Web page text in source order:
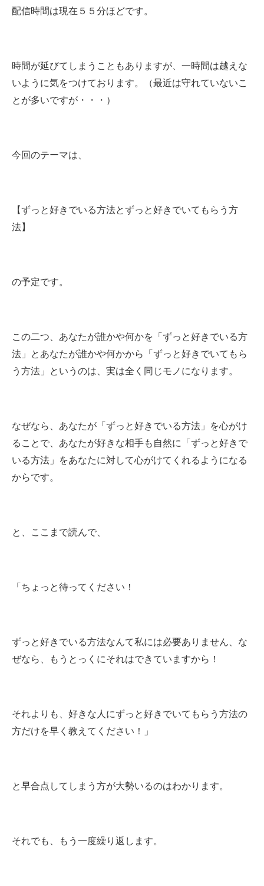
配信時間は現在５５分ほどです。
時間が延びてしまうこともありますが、一時間は越えな
いように気をつけております。（最近は守れていないこ
とが多いですが・・・）
今回のテーマは、
【ずっと好きでいる方法とずっと好きでいてもらう方
法】
の予定です。
この二つ、あなたが誰かや何かを「ずっと好きでいる方
法」とあなたが誰かや何かから「ずっと好きでいてもら
う方法」というのは、実は全く同じモノになります。
なぜなら、あなたが「ずっと好きでいる方法」を心がけ
ることで、あなたが好きな相手も自然に「ずっと好きで
いる方法」をあなたに対して心がけてくれるようになる
からです。
と、ここまで読んで、
「ちょっと待ってください！
ずっと好きでいる方法なんて私には必要ありません、な
ぜなら、もうとっくにそれはできていますから！
それよりも、好きな人にずっと好きでいてもらう方法の
方だけを早く教えてください！」
と早合点してしまう方が大勢いるのはわかります。
それでも、もう一度繰り返します。